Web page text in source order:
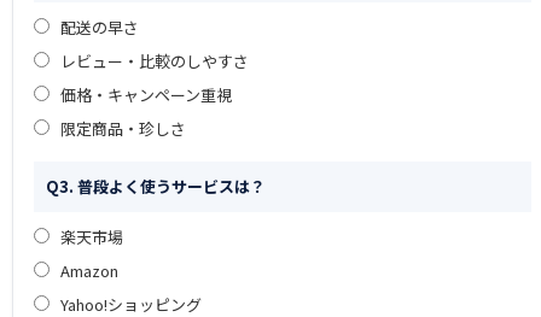
配送の早さ
レビュー・比較のしやすさ
価格・キャンペーン重視
限定商品・珍しさ
Q3. 普段よく使うサービスは？
楽天市場
Amazon
Yahoo!ショッピング